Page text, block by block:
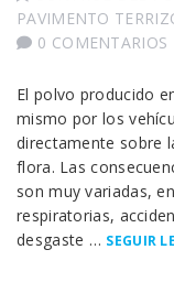
PAVIMENTO
0 COMENTARIOS
El polvo producido
mismo por los
directamente sobre
flora. Las
son muy variadas,
respiratorias,
desgaste … SEGUIR